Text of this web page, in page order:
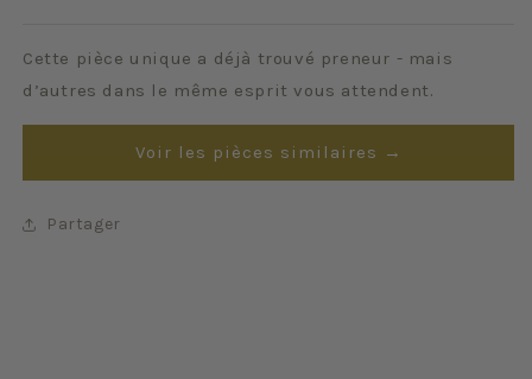
Cette pièce unique a déjà trouvé preneur - mais
d’autres dans le même esprit vous attendent.
Voir les pièces similaires →
Partager